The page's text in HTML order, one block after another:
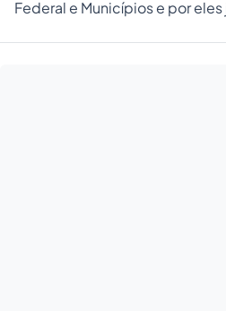
Federal e Municípios e por